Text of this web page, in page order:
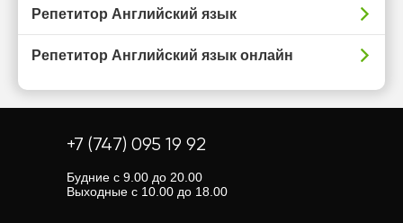
Репетитор Английский язык
Репетитор Английский язык онлайн
+7 (747) 095 19 92
Будние с 9.00 до 20.00
Выходные с 10.00 до 18.00